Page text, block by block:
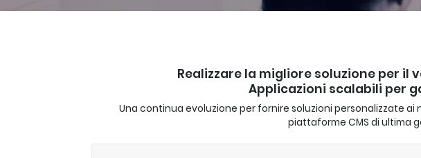
Realizzare la migliore soluzione per il
Applicazioni scalabili per
Una continua evoluzione per fornire soluzioni personalizzate
piattaforme CMS di ultima